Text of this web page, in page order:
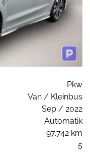
Pkw
Van / Kleinbus
Sep / 2022
Automatik
97.742 km
5